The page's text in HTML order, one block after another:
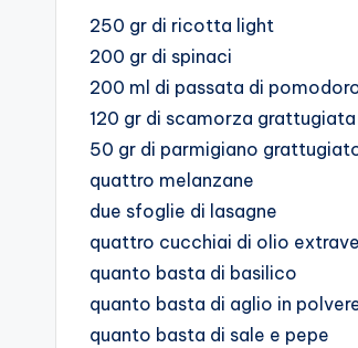
250 gr di ricotta light
200 gr di spinaci
200 ml di passata di
120 gr di scamorza grattugiata
50 gr di parmigiano
quattro melanzane
due sfoglie di lasagne
quattro cucchiai di olio
quanto basta di basilico
quanto basta di aglio in
quanto basta di sale e pepe